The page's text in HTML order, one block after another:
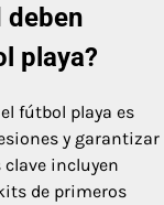
deben
playa?
fútbol playa es
y garantizar
incluyen
de primeros